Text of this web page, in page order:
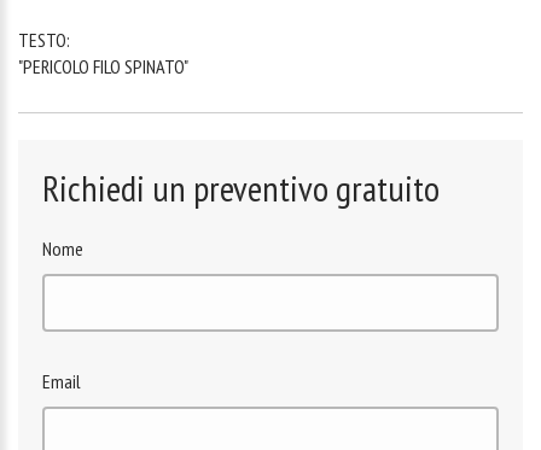
TESTO:
"PERICOLO FILO SPINATO"
Richiedi un preventivo gratuito
Nome
Email